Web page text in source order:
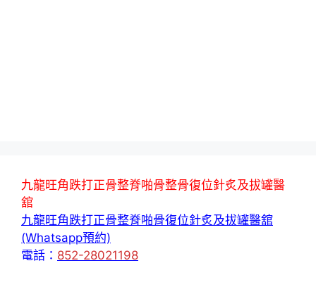
九龍旺角跌打正骨整脊啪骨整骨復位針炙及拔罐醫
舘
九龍旺角跌打正骨整脊啪骨復位針炙及拔罐醫舘
(Whatsapp預約)
電話： 852-28021198